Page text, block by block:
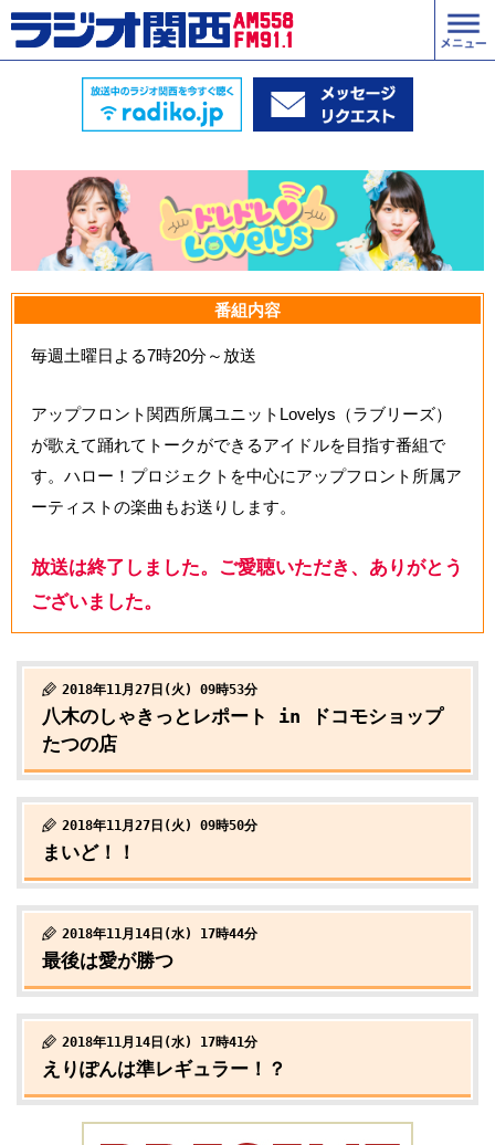
番組内容
毎週土曜日よる7時20分～放送
アップフロント関西所属ユニットLovelys（ラブリーズ）
が歌えて踊れてトークができるアイドルを目指す番組で
す。ハロー！プロジェクトを中心にアップフロント所属ア
ーティストの楽曲もお送りします。
放送は終了しました。ご愛聴いただき、ありがとう
ございました。
2018年11月27日(火) 09時53分
八木のしゃきっとレポート in ドコモショップ
たつの店
2018年11月27日(火) 09時50分
まいど！！
2018年11月14日(水) 17時44分
最後は愛が勝つ
2018年11月14日(水) 17時41分
えりぽんは準レギュラー！？